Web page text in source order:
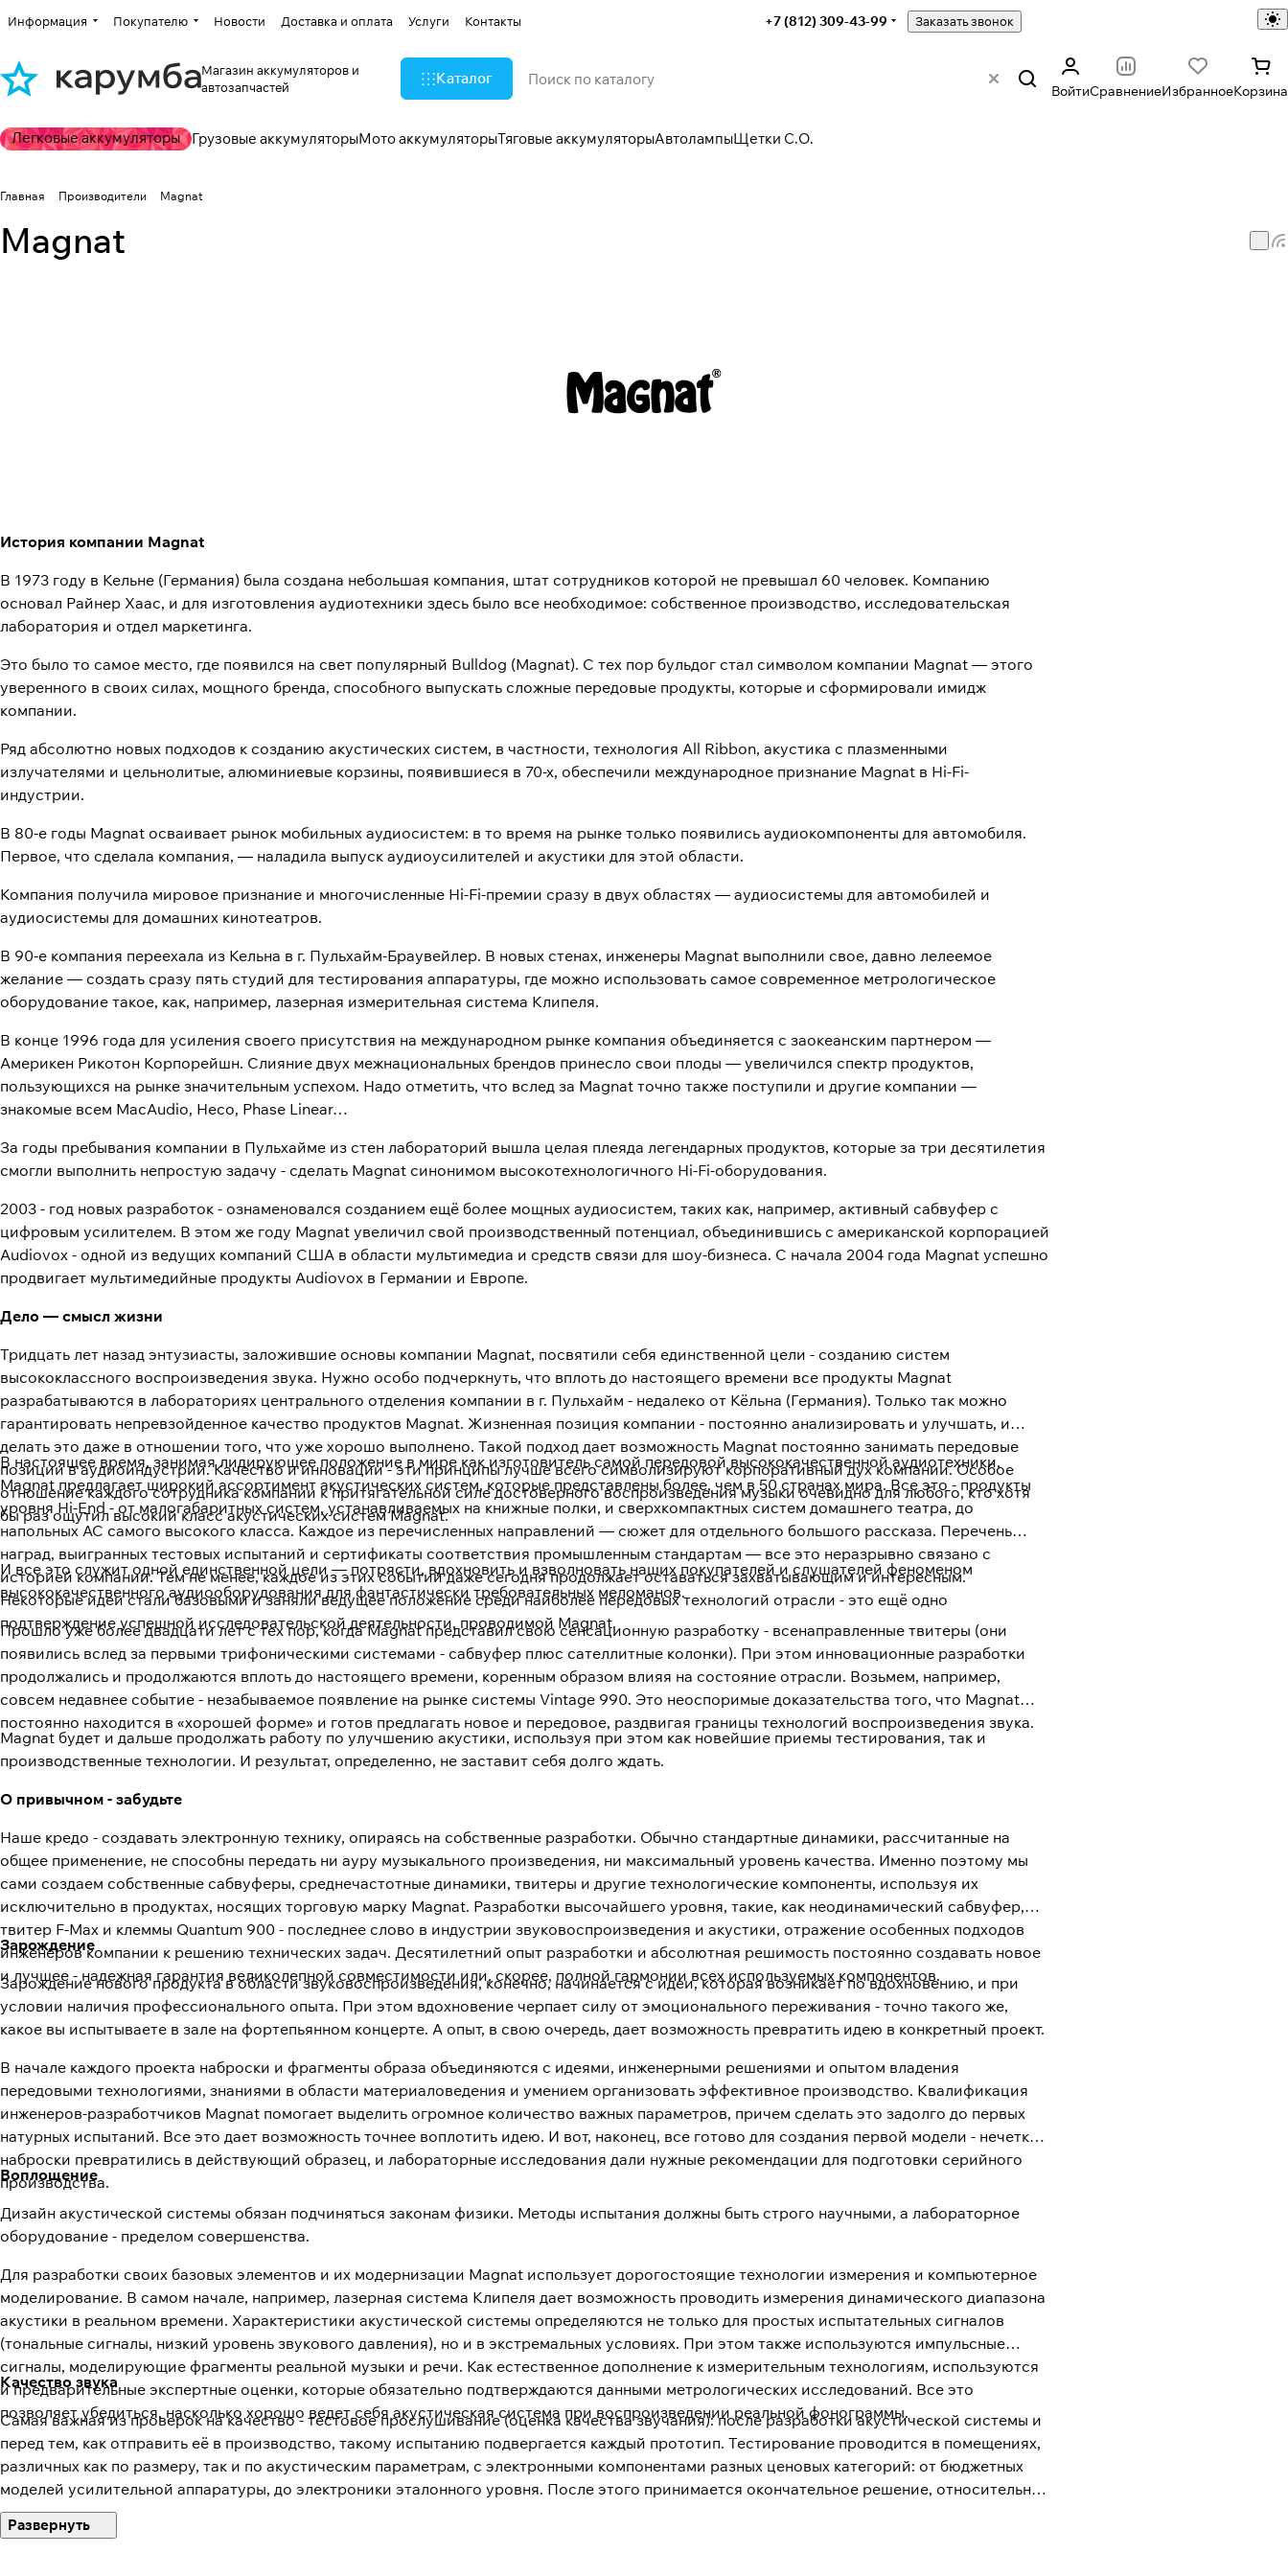
Информация Покупателю Новости Доставка и оплата Услуги Контакты +7 (812) 309-43-99 Заказать звонок
Магазин аккумуляторов и
автозапчастей
Каталог
ВойтиСравнениеИзбранноеКорзина
Легковые аккумуляторы Грузовые аккумуляторыМото аккумуляторыТяговые аккумуляторыАвтолампыЩетки С.О.
Главная Производители Magnat
Magnat
История компании Magnat
В 1973 году в Кельне (Германия) была создана небольшая компания, штат сотрудников которой не превышал 60 человек. Компанию
основал Райнер Хаас, и для изготовления аудиотехники здесь было все необходимое: собственное производство, исследовательская
лаборатория и отдел маркетинга.
Это было то самое место, где появился на свет популярный Bulldog (Magnat). С тех пор бульдог стал символом компании Magnat — этого
уверенного в своих силах, мощного бренда, способного выпускать сложные передовые продукты, которые и сформировали имидж
компании.
Ряд абсолютно новых подходов к созданию акустических систем, в частности, технология All Ribbon, акустика c плазменными
излучателями и цельнолитые, алюминиевые корзины, появившиеся в 70-х, обеспечили международное признание Magnat в Hi-Fi-
индустрии.
В 80-е годы Magnat осваивает рынок мобильных аудиосистем: в то время на рынке только появились аудиокомпоненты для автомобиля.
Первое, что сделала компания, — наладила выпуск аудиоусилителей и акустики для этой области.
Компания получила мировое признание и многочисленные Hi-Fi-премии сразу в двух областях — аудиосистемы для автомобилей и
аудиосистемы для домашних кинотеатров.
В 90-е компания переехала из Кельна в г. Пульхайм-Браувейлер. В новых стенах, инженеры Magnat выполнили свое, давно лелеемое
желание — создать сразу пять студий для тестирования аппаратуры, где можно использовать самое современное метрологическое
оборудование такое, как, например, лазерная измерительная система Клипеля.
В конце 1996 года для усиления своего присутствия на международном рынке компания объединяется с заокеанским партнером —
Америкен Рикотон Корпорейшн. Слияние двух межнациональных брендов принесло свои плоды — увеличился спектр продуктов,
пользующихся на рынке значительным успехом. Надо отметить, что вслед за Magnat точно также поступили и другие компании —
знакомые всем MacAudio, Heco, Phase Linear…
За годы пребывания компании в Пульхайме из стен лабораторий вышла целая плеяда легендарных продуктов, которые за три десятилетия
смогли выполнить непростую задачу - сделать Magnat синонимом высокотехнологичного Hi-Fi-оборудования.
2003 - год новых разработок - ознаменовался созданием ещё более мощных аудиосистем, таких как, например, активный сабвуфер с
цифровым усилителем. В этом же году Magnat увеличил свой производственный потенциал, объединившись с американской корпорацией
Audiovox - одной из ведущих компаний США в области мультимедиа и средств связи для шоу-бизнеса. С начала 2004 года Magnat успешно
продвигает мультимедийные продукты Audiovox в Германии и Европе.
Дело — смысл жизни
Тридцать лет назад энтузиасты, заложившие основы компании Magnat, посвятили себя единственной цели - созданию систем
высококлассного воспроизведения звука. Нужно особо подчеркнуть, что вплоть до настоящего времени все продукты Magnat
разрабатываются в лабораториях центрального отделения компании в г. Пульхайм - недалеко от Кёльна (Германия). Только так можно
гарантировать непревзойденное качество продуктов Magnat. Жизненная позиция компании - постоянно анализировать и улучшать, и
делать это даже в отношении того, что уже хорошо выполнено. Такой подход дает возможность Magnat постоянно занимать передовые
позиции в аудиоиндустрии. Качество и инновации - эти принципы лучше всего символизируют корпоративный дух компании. Особое
отношение каждого сотрудника компании к притягательной силе достоверного воспроизведения музыки очевидно для любого, кто хотя
бы раз ощутил высокий класс акустических систем Magnat.
В настоящее время, занимая лидирующее положение в мире как изготовитель самой передовой высококачественной аудиотехники,
Magnat предлагает широкий ассортимент акустических систем, которые представлены более, чем в 50 странах мира. Все это - продукты
уровня Hi-End - от малогабаритных систем, устанавливаемых на книжные полки, и сверхкомпактных систем домашнего театра, до
напольных АС самого высокого класса. Каждое из перечисленных направлений — сюжет для отдельного большого рассказа. Перечень
наград, выигранных тестовых испытаний и сертификаты соответствия промышленным стандартам — все это неразрывно связано с
историей компании. Тем не менее, каждое из этих событий даже сегодня продолжает оставаться захватывающим и интересным.
Некоторые идеи стали базовыми и заняли ведущее положение среди наиболее передовых технологий отрасли - это ещё одно
подтверждение успешной исследовательской деятельности, проводимой Magnat.
И все это служит одной единственной цели — потрясти, вдохновить и взволновать наших покупателей и слушателей феноменом
высококачественного аудиооборудования для фантастически требовательных меломанов.
Прошло уже более двадцати лет с тех пор, когда Magnat представил свою сенсационную разработку - всенаправленные твитеры (они
появились вслед за первыми трифоническими системами - сабвуфер плюс сателлитные колонки). При этом инновационные разработки
продолжались и продолжаются вплоть до настоящего времени, коренным образом влияя на состояние отрасли. Возьмем, например,
совсем недавнее событие - незабываемое появление на рынке системы Vintage 990. Это неоспоримые доказательства того, что Magnat
постоянно находится в «хорошей форме» и готов предлагать новое и передовое, раздвигая границы технологий воспроизведения звука.
Magnat будет и дальше продолжать работу по улучшению акустики, используя при этом как новейшие приемы тестирования, так и
производственные технологии. И результат, определенно, не заставит себя долго ждать.
О привычном - забудьте
Наше кредо - создавать электронную технику, опираясь на собственные разработки. Обычно стандартные динамики, рассчитанные на
общее применение, не способны передать ни ауру музыкального произведения, ни максимальный уровень качества. Именно поэтому мы
сами создаем собственные сабвуферы, среднечастотные динамики, твитеры и другие технологические компоненты, используя их
исключительно в продуктах, носящих торговую марку Magnat. Разработки высочайшего уровня, такие, как неодинамический сабвуфер,
твитер F-Max и клеммы Quantum 900 - последнее слово в индустрии звуковоспроизведения и акустики, отражение особенных подходов
инженеров компании к решению технических задач. Десятилетний опыт разработки и абсолютная решимость постоянно создавать новое
и лучшее - надежная гарантия великолепной совместимости или, скорее, полной гармонии всех используемых компонентов.
Зарождение
Зарождение нового продукта в области звуковоспроизведения, конечно, начинается с идеи, которая возникает по вдохновению, и при
условии наличия профессионального опыта. При этом вдохновение черпает силу от эмоционального переживания - точно такого же,
какое вы испытываете в зале на фортепьянном концерте. А опыт, в свою очередь, дает возможность превратить идею в конкретный проект.
В начале каждого проекта наброски и фрагменты образа объединяются с идеями, инженерными решениями и опытом владения
передовыми технологиями, знаниями в области материаловедения и умением организовать эффективное производство. Квалификация
инженеров-разработчиков Magnat помогает выделить огромное количество важных параметров, причем сделать это задолго до первых
натурных испытаний. Все это дает возможность точнее воплотить идею. И вот, наконец, все готово для создания первой модели - нечеткие
наброски превратились в действующий образец, и лабораторные исследования дали нужные рекомендации для подготовки серийного
производства.
Воплощение
Дизайн акустической системы обязан подчиняться законам физики. Методы испытания должны быть строго научными, а лабораторное
оборудование - пределом совершенства.
Для разработки своих базовых элементов и их модернизации Magnat использует дорогостоящие технологии измерения и компьютерное
моделирование. В самом начале, например, лазерная система Клипеля дает возможность проводить измерения динамического диапазона
акустики в реальном времени. Характеристики акустической системы определяются не только для простых испытательных сигналов
(тональные сигналы, низкий уровень звукового давления), но и в экстремальных условиях. При этом также используются импульсные
сигналы, моделирующие фрагменты реальной музыки и речи. Как естественное дополнение к измерительным технологиям, используются
и предварительные экспертные оценки, которые обязательно подтверждаются данными метрологических исследований. Все это
позволяет убедиться, насколько хорошо ведет себя акустическая система при воспроизведении реальной фонограммы.
Качество звука
Самая важная из проверок на качество - тестовое прослушивание (оценка качества звучания): после разработки акустической системы и
перед тем, как отправить её в производство, такому испытанию подвергается каждый прототип. Тестирование проводится в помещениях,
различных как по размеру, так и по акустическим параметрам, с электронными компонентами разных ценовых категорий: от бюджетных
моделей усилительной аппаратуры, до электроники эталонного уровня. После этого принимается окончательное решение, относительно
дальнейшей судьбы продукта. В одном случае, он принимается к производству, и будет отвечать всем требованиям, классу и статусу
систем Magnat. В другом - акустическая система может быть отправлена на доработку, либо забракована и отвергнута вовсе. Однако даже